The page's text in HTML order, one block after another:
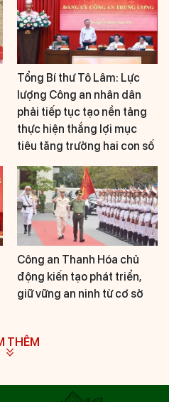
Tổng Bí thư Tô Lâm: Lực
lượng Công an nhân dân
phải tiếp tục tạo nền tảng
thực hiện thắng lợi mục
tiêu tăng trưởng hai con số
Công an Thanh Hóa chủ
động kiến tạo phát triển,
giữ vững an ninh từ cơ sở
THÊM